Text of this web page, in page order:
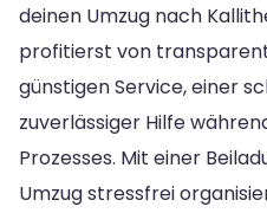
deinen Umzug nach
profitierst von
günstigen Service, einer
zuverlässiger Hilfe
Prozesses. Mit einer
Umzug stressfrei